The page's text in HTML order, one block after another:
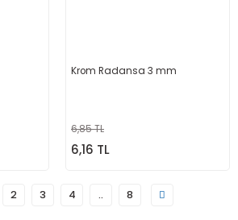
Krom Radansa 3 mm
6,85 TL
6,16 TL
2 3 4 .. 8